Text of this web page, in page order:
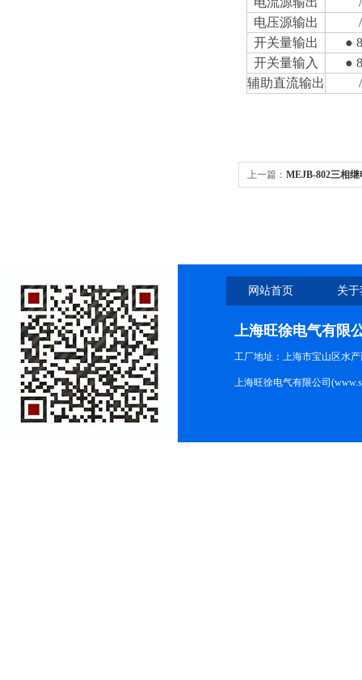
电压源输出
/
开关量输出
●
开关量输入
●
辅助直流输出
/
上一篇： MEJB-802三相
网站首页 关
上海旺徐电气有限
工厂地址：上海市宝山区水产
上海旺徐电气有限公司